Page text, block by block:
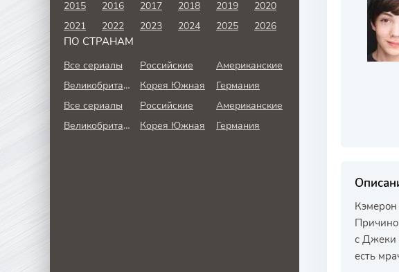
с Джеки
есть
2015 2016 2017 2018 2019
2020
2021
2022 2023 2024 2025 2026
ПО СТРАНАМ
Все сериалы Российские
Американские
Великобритания
Корея Южная
Германия
Все сериалы
Российские
Американские
Великобритания
Корея Южная Германия